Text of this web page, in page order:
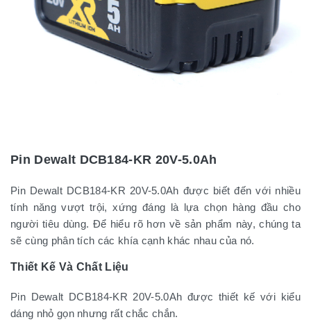
Pin Dewalt DCB184-KR 20V-5.0Ah
Pin Dewalt DCB184-KR 20V-5.0Ah được biết đến với nhiều
tính năng vượt trội, xứng đáng là lựa chọn hàng đầu cho
người tiêu dùng. Để hiểu rõ hơn về sản phẩm này, chúng ta
sẽ cùng phân tích các khía cạnh khác nhau của nó.
Thiết Kế Và Chất Liệu
Pin Dewalt DCB184-KR 20V-5.0Ah được thiết kế với kiểu
dáng nhỏ gọn nhưng rất chắc chắn.